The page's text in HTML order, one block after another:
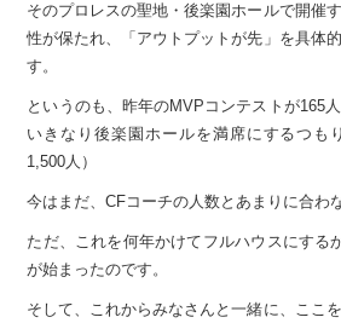
そのプロレスの聖地・後楽園ホールで開催す
性が保たれ、「アウトプットが先」を具体
す。
というのも、昨年のMVPコンテストが165
いきなり後楽園ホールを満席にするつも
1,500人）
今はまだ、CFコーチの人数とあまりに合わ
ただ、これを何年かけてフルハウスにする
が始まったのです。
そして、これからみなさんと一緒に、ここ